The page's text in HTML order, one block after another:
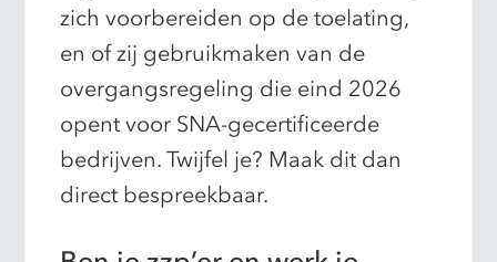
zich voorbereiden op de toelating,
en of zij gebruikmaken van de
overgangsregeling die eind 2026
opent voor SNA-gecertificeerde
bedrijven. Twijfel je? Maak dit dan
direct bespreekbaar.